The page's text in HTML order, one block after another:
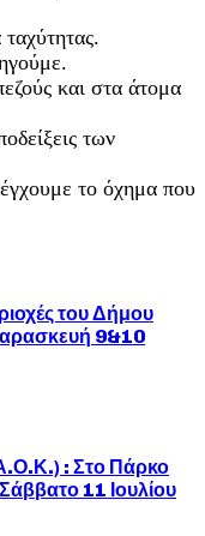
και στα άτομα
των
το όχημα που
του Δήμου
9&10
: Στο Πάρκο
11 Ιουλίου